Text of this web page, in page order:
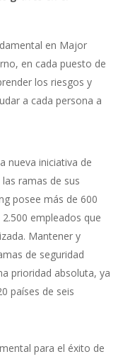
en Major
en cada puesto de
los riesgos y
a cada persona a
nueva iniciativa de
ramas de sus
posee más de 600
empleados que
Mantener y
de seguridad
prioridad absoluta, ya
países de seis
para el éxito de